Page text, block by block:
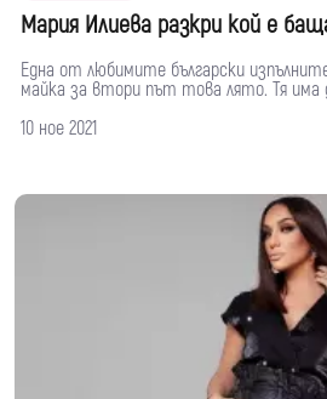
Мария Илиева разкри кой е
Една от любимите български
майка за втори път това лято. Тя има
10 ное 2021